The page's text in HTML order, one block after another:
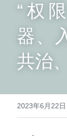
智能硬
简体
“权
器、
共治
2023年6月22日